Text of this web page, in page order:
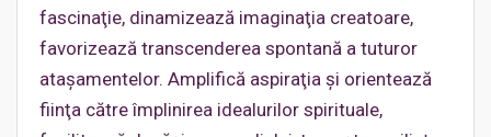
fascinaţie, dinamizează imaginaţia creatoare,
favorizează transcenderea spontană a tuturor
ataşamentelor. Amplifică aspiraţia şi orientează
fiinţa către împlinirea idealurilor spirituale,